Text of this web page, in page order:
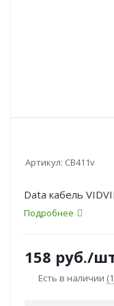
Артикул: CB411v
Data кабель
Подробнее
158 руб./
Есть в наличии